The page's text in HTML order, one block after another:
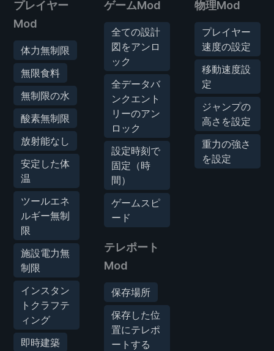
プレイヤー
Mod
体力無制限
無限食料
無制限の水
酸素無制限
放射能なし
安定した体
温
ツールエネ
ルギー無制
限
施設電力無
制限
インスタン
トクラフテ
ィング
即時建築
ゲームMod
全ての設計
図をアンロ
ック
全データバ
ンクエント
リーのアン
ロック
設定時刻で
固定（時
間）
ゲームスピ
ード
テレポート
Mod
保存場所
保存した位
置にテレポ
ートする
物理Mod
プレイヤー
速度の設定
移動速度設
定
ジャンプの
高さを設定
重力の強さ
を設定